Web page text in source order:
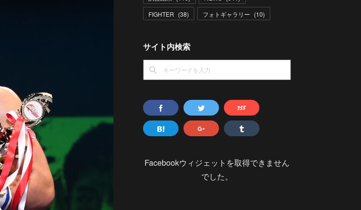
FIGHTER (38) フォトギャラリー (10)
サイト内検索
Facebookウィジェットを取得できません
でした。